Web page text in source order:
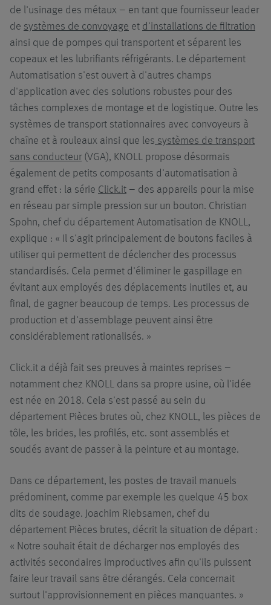
de l'usinage des métaux – en tant que fournisseur leader
de systèmes de convoyage et d'installations de filtration
ainsi que de pompes qui transportent et séparent les
copeaux et les lubrifiants réfrigérants. Le département
Automatisation s'est ouvert à d'autres champs
d'application avec des solutions robustes pour des
tâches complexes de montage et de logistique. Outre les
systèmes de transport stationnaires avec convoyeurs à
chaîne et à rouleaux ainsi que les systèmes de transport
sans conducteur(VGA), KNOLL propose désormais
également de petits composants d'automatisation à
grand effet : la série Click.it – des appareils pour la mise
en réseau par simple pression sur un bouton. Christian
Spohn, chef du département Automatisation de KNOLL,
explique : « Il s'agit principalement de boutons faciles à
utiliser qui permettent de déclencher des processus
standardisés. Cela permet d'éliminer le gaspillage en
évitant aux employés des déplacements inutiles et, au
final, de gagner beaucoup de temps. Les processus de
production et d'assemblage peuvent ainsi être
considérablement rationalisés. »
Click.it a déjà fait ses preuves à maintes reprises –
notamment chez KNOLL dans sa propre usine, où l'idée
est née en 2018. Cela s'est passé au sein du
département Pièces brutes où, chez KNOLL, les pièces de
tôle, les brides, les profilés, etc. sont assemblés et
soudés avant de passer à la peinture et au montage.
Dans ce département, les postes de travail manuels
prédominent, comme par exemple les quelque 45 box
dits de soudage. Joachim Riebsamen, chef du
département Pièces brutes, décrit la situation de départ :
« Notre souhait était de décharger nos employés des
activités secondaires improductives afin qu'ils puissent
faire leur travail sans être dérangés. Cela concernait
surtout l'approvisionnement en pièces manquantes. »